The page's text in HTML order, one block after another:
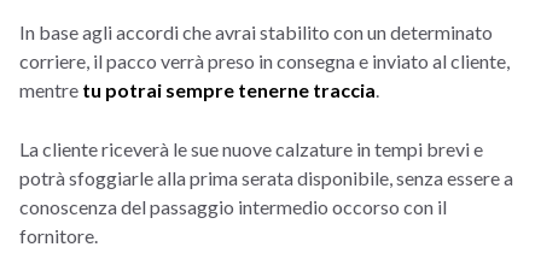
In base agli accordi che avrai stabilito con un determinato
corriere, il pacco verrà preso in consegna e inviato al cliente,
mentre tu potrai sempre tenerne traccia
La cliente riceverà le sue nuove calzature in tempi brevi e
potrà sfoggiarle alla prima serata disponibile, senza essere a
conoscenza del passaggio intermedio occorso con il
fornitore.